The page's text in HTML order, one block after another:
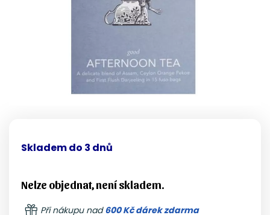
Skladem do 3 dnů
Nelze objednat, není skladem.
Při nákupu nad600 Kč dárek zdarma